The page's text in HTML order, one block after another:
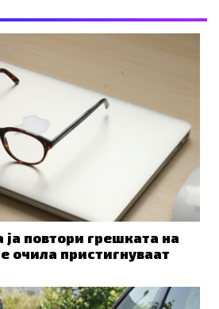
ја повтори грешката на
очила пристигнуваат